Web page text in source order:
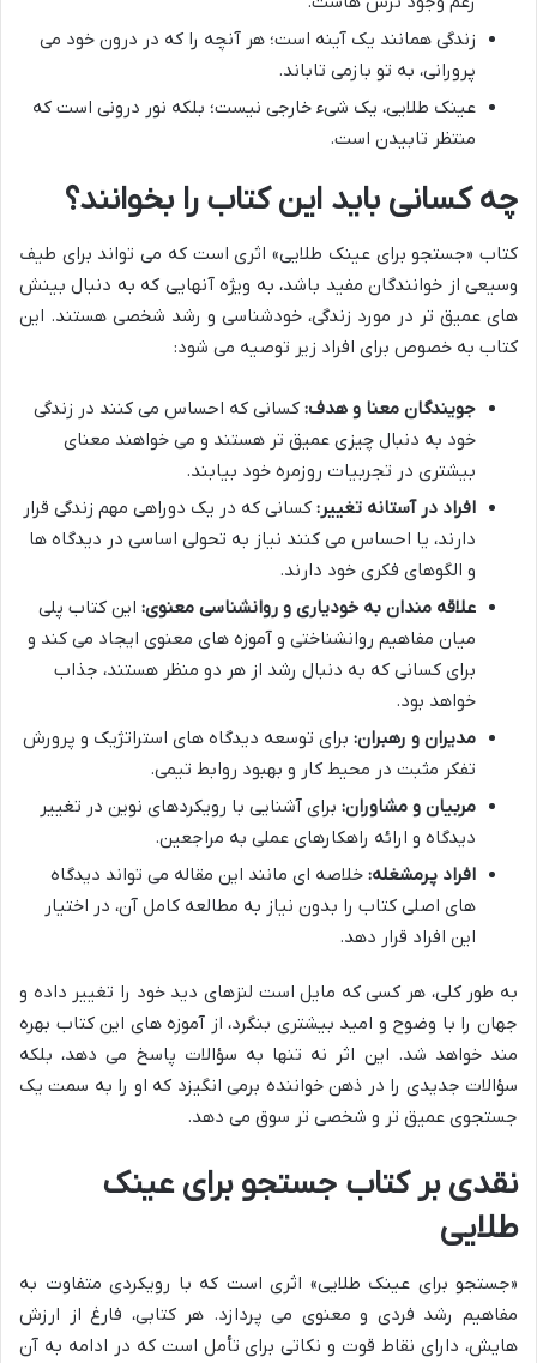
زندگی همانند یک آینه است؛ هر آنچه را که در درون خود می
پرورانی، به تو بازمی تاباند.
عینک طلایی، یک شیء خارجی نیست؛ بلکه نور درونی است که
منتظر تابیدن است.
چه کسانی باید این کتاب را بخوانند؟
کتاب «جستجو برای عینک طلایی» اثری است که می تواند برای طیف
وسیعی از خوانندگان مفید باشد، به ویژه آنهایی که به دنبال بینش
های عمیق تر در مورد زندگی، خودشناسی و رشد شخصی هستند. این
کتاب به خصوص برای افراد زیر توصیه می شود:
جویندگان معنا و هدف: کسانی که احساس می کنند در زندگی
خود به دنبال چیزی عمیق تر هستند و می خواهند معنای
بیشتری در تجربیات روزمره خود بیابند.
افراد در آستانه تغییر: کسانی که در یک دوراهی مهم زندگی قرار
دارند، یا احساس می کنند نیاز به تحولی اساسی در دیدگاه ها
و الگوهای فکری خود دارند.
علاقه مندان به خودیاری و روانشناسی معنوی: این کتاب پلی
میان مفاهیم روانشناختی و آموزه های معنوی ایجاد می کند و
برای کسانی که به دنبال رشد از هر دو منظر هستند، جذاب
خواهد بود.
مدیران و رهبران: برای توسعه دیدگاه های استراتژیک و پرورش
تفکر مثبت در محیط کار و بهبود روابط تیمی.
مربیان و مشاوران: برای آشنایی با رویکردهای نوین در تغییر
دیدگاه و ارائه راهکارهای عملی به مراجعین.
افراد پرمشغله: خلاصه ای مانند این مقاله می تواند دیدگاه
های اصلی کتاب را بدون نیاز به مطالعه کامل آن، در اختیار
این افراد قرار دهد.
به طور کلی، هر کسی که مایل است لنزهای دید خود را تغییر داده و
جهان را با وضوح و امید بیشتری بنگرد، از آموزه های این کتاب بهره
مند خواهد شد. این اثر نه تنها به سؤالات پاسخ می دهد، بلکه
سؤالات جدیدی را در ذهن خواننده برمی انگیزد که او را به سمت یک
جستجوی عمیق تر و شخصی تر سوق می دهد.
نقدی بر کتاب جستجو برای عینک
طلایی
«جستجو برای عینک طلایی» اثری است که با رویکردی متفاوت به
مفاهیم رشد فردی و معنوی می پردازد. هر کتابی، فارغ از ارزش
هایش، دارای نقاط قوت و نکاتی برای تأمل است که در ادامه به آن